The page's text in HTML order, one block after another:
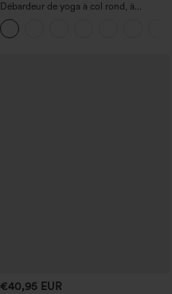
Débardeur de yoga à col rond, à
fronces, effet rafraîchissant - UPF50+
€40,95 EUR